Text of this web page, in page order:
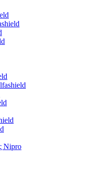
Nipro